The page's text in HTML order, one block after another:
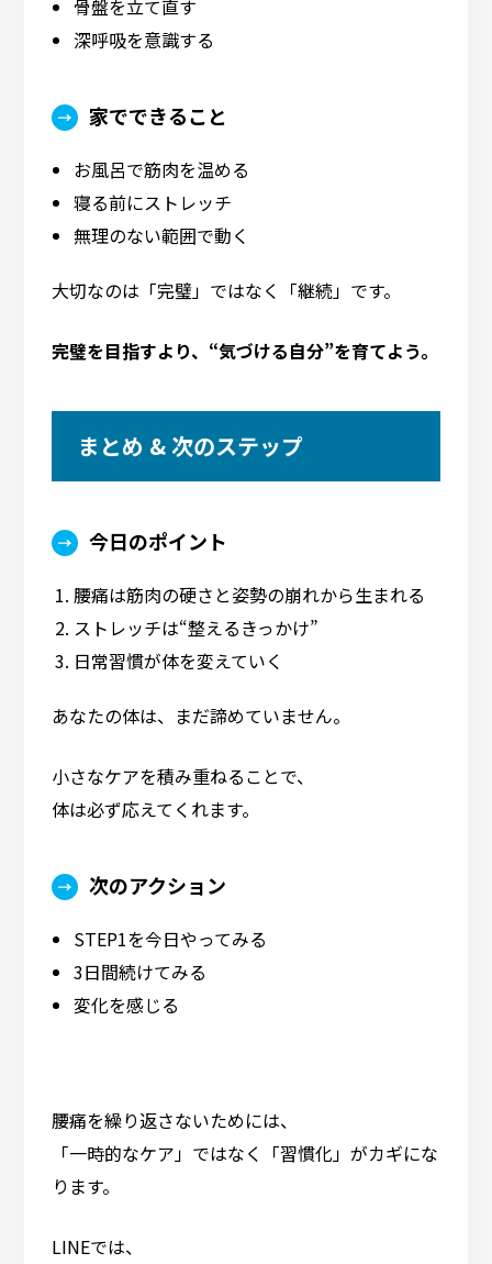
骨盤を立て直す
深呼吸を意識する
家でできること
お風呂で筋肉を温める
寝る前にストレッチ
無理のない範囲で動く
大切なのは「完璧」ではなく「継続」です。
完璧を目指すより、“気づける自分”を育てよう。
まとめ & 次のステップ
今日のポイント
腰痛は筋肉の硬さと姿勢の崩れから生まれる
ストレッチは“整えるきっかけ”
日常習慣が体を変えていく
あなたの体は、まだ諦めていません。
小さなケアを積み重ねることで、
体は必ず応えてくれます。
次のアクション
STEP1を今日やってみる
3日間続けてみる
変化を感じる
腰痛を繰り返さないためには、
「一時的なケア」ではなく「習慣化」がカギにな
ります。
LINEでは、